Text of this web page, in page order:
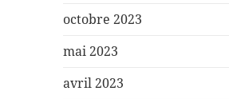
octobre 2023
mai 2023
avril 2023